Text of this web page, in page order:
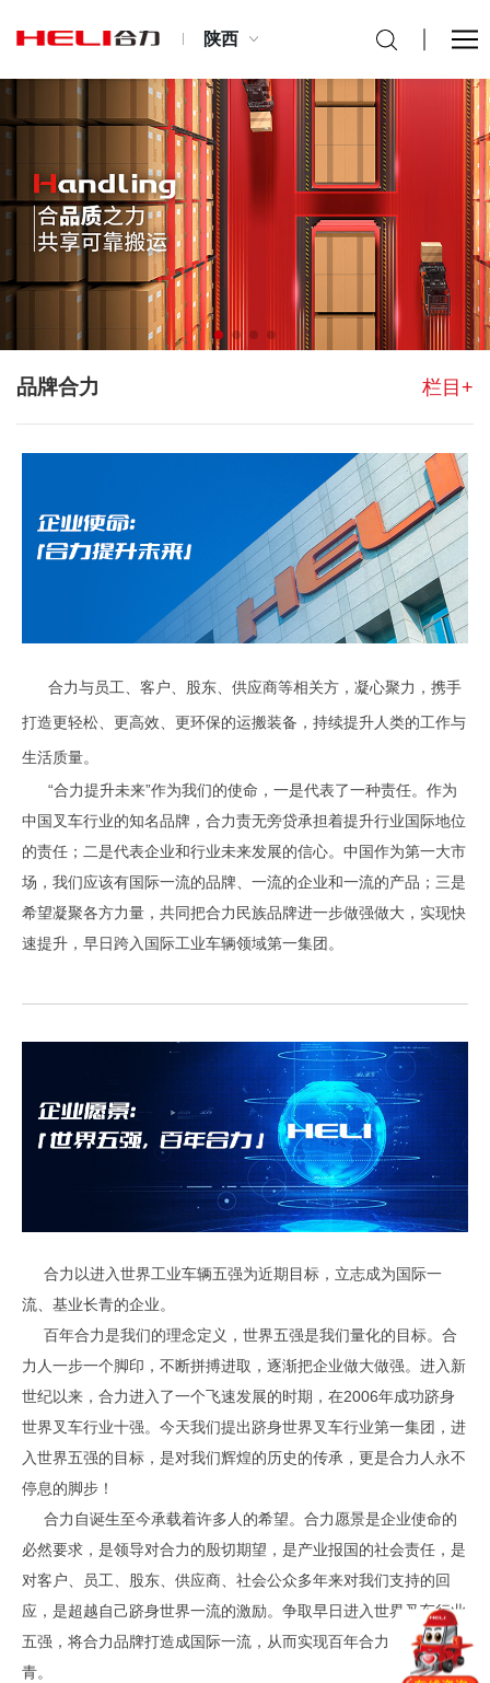
陕西
品牌合力 栏目+
合力与员工、客户、股东、供应商等相关方，凝心聚力，携手
打造更轻松、更高效、更环保的运搬装备，持续提升人类的工作与
生活质量。
“合力提升未来”作为我们的使命，一是代表了一种责任。作为
中国叉车行业的知名品牌，合力责无旁贷承担着提升行业国际地位
的责任；二是代表企业和行业未来发展的信心。中国作为第一大市
场，我们应该有国际一流的品牌、一流的企业和一流的产品；三是
希望凝聚各方力量，共同把合力民族品牌进一步做强做大，实现快
速提升，早日跨入国际工业车辆领域第一集团。
合力以进入世界工业车辆五强为近期目标，立志成为国际一
流、基业长青的企业。
百年合力是我们的理念定义，世界五强是我们量化的目标。合
力人一步一个脚印，不断拼搏进取，逐渐把企业做大做强。进入新
世纪以来，合力进入了一个飞速发展的时期，在2006年成功跻身
世界叉车行业十强。今天我们提出跻身世界叉车行业第一集团，进
入世界五强的目标，是对我们辉煌的历史的传承，更是合力人永不
停息的脚步！
合力自诞生至今承载着许多人的希望。合力愿景是企业使命的
必然要求，是领导对合力的殷切期望，是产业报国的社会责任，是
对客户、员工、股东、供应商、社会公众多年来对我们支持的回
应，是超越自己跻身世界一流的激励。争取早日进入世界叉车行业
五强，将合力品牌打造成国际一流，从而实现百年合力，基业长
青。